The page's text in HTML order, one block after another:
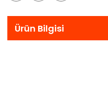
Ürün Bilgisi